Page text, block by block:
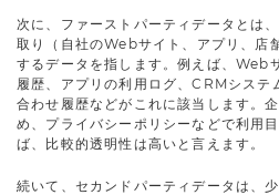
次に、ファーストパーティデータとは
取り（自社のWebサイト、アプリ、店
するデータを指します。例えば、Web
履歴、アプリの利用ログ、CRMシステ
合わせ履歴などがこれに該当します。
め、プライバシーポリシーなどで利用
ば、比較的透明性は高いと言えます。
続いて、セカンドパーティデータは、